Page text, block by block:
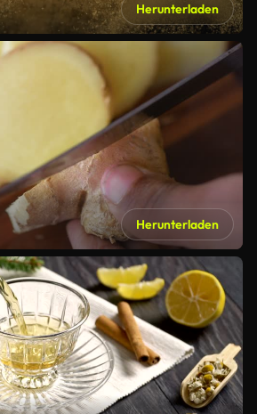
Herunterladen
Herunterladen